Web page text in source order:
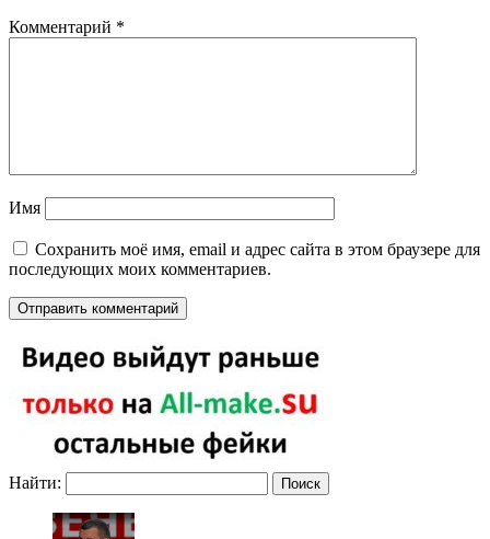
Комментарий *
Имя
Сохранить моё имя, email и адрес сайта в этом браузере для
последующих моих комментариев.
Найти: